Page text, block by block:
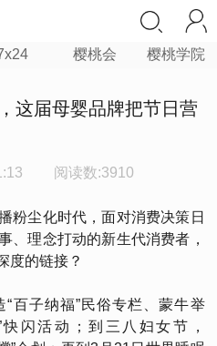
樱桃会 樱桃学院
这届母婴品牌把节日营
阅读数:3910
粉尘化时代，面对消费决策日
、理念打动的新生代消费者，
度的链接？
百子纳福”民俗专栏、蒙牛举
闪活动；到三八妇女节，